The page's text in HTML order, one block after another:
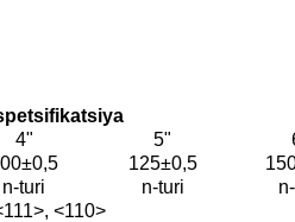
4" 5"
125±0,5
n-turi n-turi
<110>